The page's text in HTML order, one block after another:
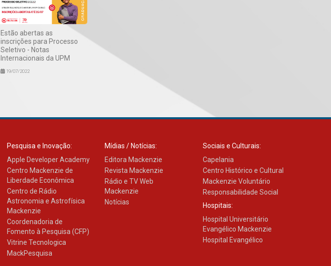
Estão abertas as
inscrições para Processo
Seletivo - Notas
Internacionais da UPM
19/07/2022
finalista do Prêmio Jabuti
com obra sobre ética e
Semana Internacional
Mackenzie promove
Oncologista do HUEM
ressalta importância da
Pesquisa e Inovação:
Apple Developer Academy
Centro Mackenzie de
Liberdade Econômica
Centro de Rádio
Astronomia e Astrofísica
Mackenzie
Coordenadoria de
Fomento à Pesquisa (CFP)
Vitrine Tecnologica
MackPesquisa
Mídias / Notícias:
Editora Mackenzie
Revista Mackenzie
Rádio e TV Web
Mackenzie
Notícias
Sociais e Culturais:
Capelania
Centro Histórico e Cultural
Mackenzie Voluntário
Responsabilidade Social
Hospitais:
Hospital Universitário
Evangélico Mackenzie
Hospital Evangélico